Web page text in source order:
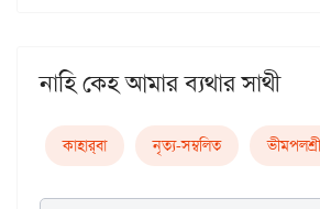
নাহি কেহ আমার ব্যথার সাথী
কাহার্‌বা নৃত্য-সম্বলিত ভীমপলশ্রী